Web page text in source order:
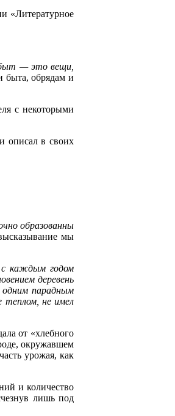
«Литературное
быт — это вещи,
быта, обрядам и
с некоторыми
описал в своих
образованны
мы
с каждым годом
деревень
одним парадным
теплом, не имел
от «хлебного
окружавшем
урожая, как
и количество
лишь под